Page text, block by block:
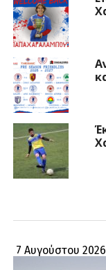
7 Αυγούστου 2026